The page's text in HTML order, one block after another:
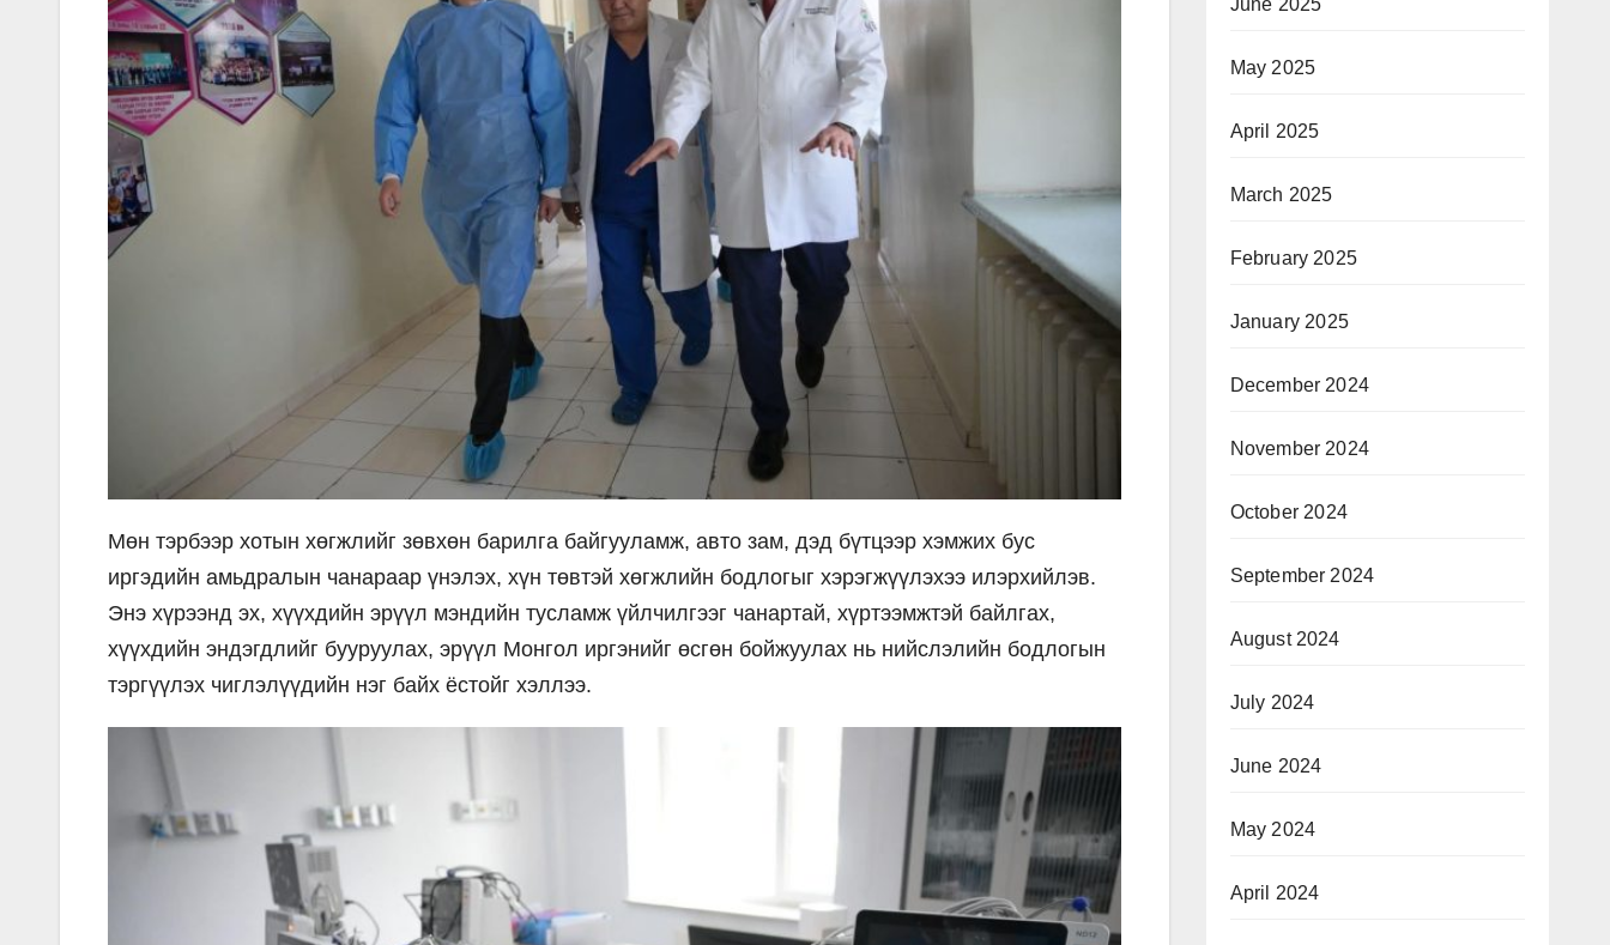
Мөн тэрбээр хотын хөгжлийг зөвхөн барилга байгууламж, авто зам, дэд бүтцээр хэмжих бус
иргэдийн амьдралын чанараар үнэлэх, хүн төвтэй хөгжлийн бодлогыг хэрэгжүүлэхээ илэрхийлэв.
Энэ хүрээнд эх, хүүхдийн эрүүл мэндийн тусламж үйлчилгээг чанартай, хүртээмжтэй байлгах,
хүүхдийн эндэгдлийг бууруулах, эрүүл Монгол иргэнийг өсгөн бойжуулах нь нийслэлийн бодлогын
тэргүүлэх чиглэлүүдийн нэг байх ёстойг хэллээ.
June 2025
May 2025
April 2025
March 2025
February 2025
January 2025
December 2024
November 2024
October 2024
September 2024
August 2024
July 2024
June 2024
May 2024
April 2024